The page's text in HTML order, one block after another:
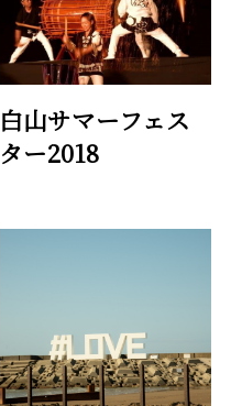
白山サマーフェス
ター2018